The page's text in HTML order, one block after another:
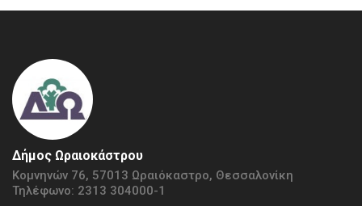
Δήμος Ωραιοκάστρου
Κομνηνών 76, 57013 Ωραιόκαστρο, Θεσσαλονίκη
Τηλέφωνο: 2313 304000-1